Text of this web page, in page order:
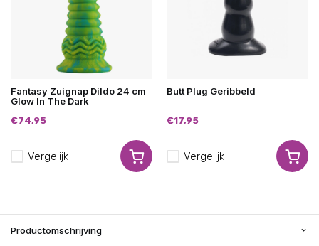
Fantasy Zuignap Dildo 24 cm
Glow In The Dark
€74,95
Vergelijk
Butt Plug Geribbeld
€17,95
Vergelijk
Productomschrijving